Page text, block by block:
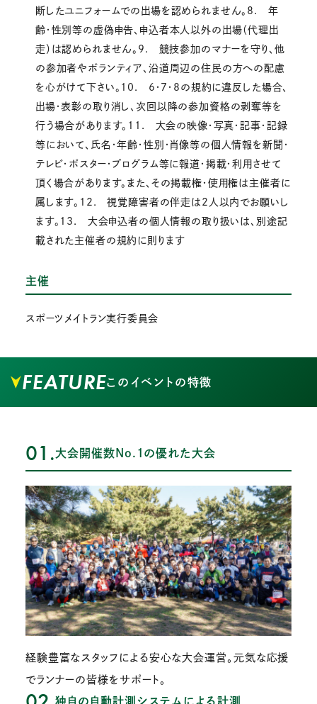
断したユニフォームでの出場を認められません。8. 年
齢・性別等の虚偽申告、申込者本人以外の出場（代理出
走）は認められません。9. 競技参加のマナーを守り、他
の参加者やボランティア、沿道周辺の住民の方への配慮
を心がけて下さい。10. 6・7・8の規約に違反した場合、
出場・表彰の取り消し、次回以降の参加資格の剥奪等を
行う場合があります。11. 大会の映像・写真・記事・記録
等において、氏名・年齢・性別・肖像等の個人情報を新聞・
テレビ・ポスター・プログラム等に報道・掲載・利用させて
頂く場合があります。また、その掲載権・使用権は主催者に
属します。12. 視覚障害者の伴走は2人以内でお願いし
ます。13. 大会申込者の個人情報の取り扱いは、別途記
載された主催者の規約に則ります
主催
スポーツメイトラン実行委員会
FEATUREこのイベントの特徴
01.大会開催数No.1の優れた大会
経験豊富なスタッフによる安心な大会運営。元気な応援
でランナーの皆様をサポート。
独自の自動計測システムによる計測